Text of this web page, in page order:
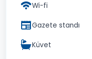
Wi-fi
Gazete standı
Küvet